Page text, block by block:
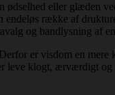
ødselhed eller glæden
række af
og bandlysning af
er visdom en
klogt, ærværdigt og